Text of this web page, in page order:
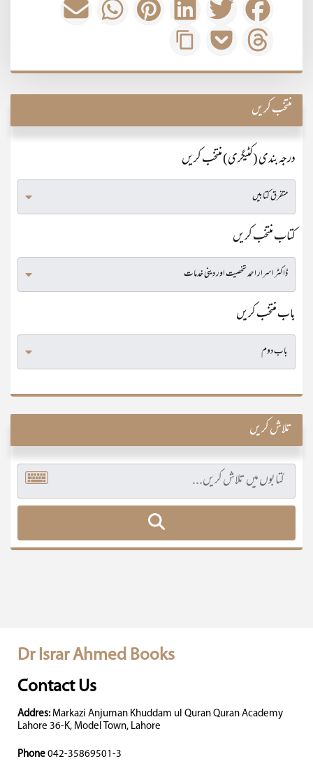
منتخب کریں
درجہ بندی (کٹیگری) منتخب کریں
کتاب منتخب کریں
باب منتخب کریں
تلاش کریں
Dr Israr Ahmed Books
Contact Us
Addres: Markazi Anjuman Khuddam ul Quran Quran Academy
Lahore 36-K, Model Town, Lahore
Phone 042-35869501-3